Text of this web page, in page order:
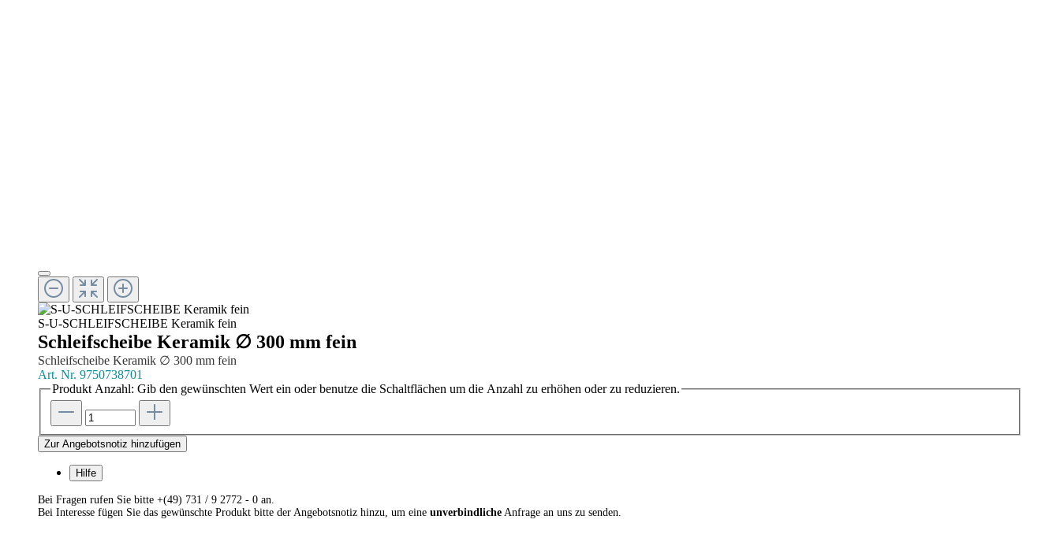
S-U-SCHLEIFSCHEIBE Keramik fein
Schleifscheibe Keramik ∅ 300 mm fein
Schleifscheibe Keramik ∅ 300 mm fein
Art. Nr. 9750738701
Produkt Anzahl: Gib den gewünschten Wert ein oder benutze die Schaltflächen um die Anzahl zu erhöhen oder zu reduzieren.
Zur Angebotsnotiz hinzufügen
Hilfe
Bei Fragen rufen Sie bitte +(49) 731 / 9 2772 - 0 an.
Bei Interesse fügen Sie das gewünschte Produkt bitte der Angebotsnotiz hinzu, um eine unverbindliche Anfrage an uns zu senden.